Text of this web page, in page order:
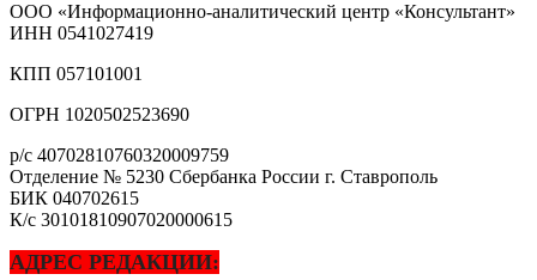
ООО «Информационно-аналитический центр «Консультант»
ИНН 0541027419
КПП 057101001
ОГРН 1020502523690
р/с 40702810760320009759
Отделение № 5230 Сбербанка России г. Ставрополь
БИК 040702615
К/с 30101810907020000615
АДРЕС РЕДАКЦИИ: